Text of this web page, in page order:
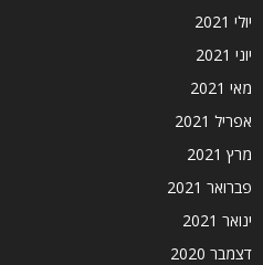
יולי 2021
יוני 2021
מאי 2021
אפריל 2021
מרץ 2021
פברואר 2021
ינואר 2021
דצמבר 2020